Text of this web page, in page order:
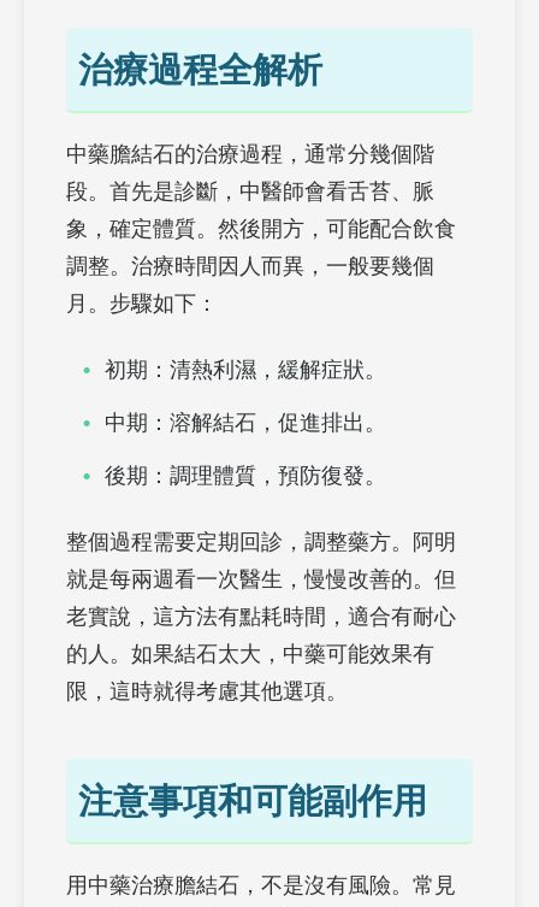
治療過程全解析
中藥膽結石的治療過程，通常分幾個階
段。首先是診斷，中醫師會看舌苔、脈
象，確定體質。然後開方，可能配合飲食
調整。治療時間因人而異，一般要幾個
月。步驟如下：
初期：清熱利濕，緩解症狀。
中期：溶解結石，促進排出。
後期：調理體質，預防復發。
整個過程需要定期回診，調整藥方。阿明
就是每兩週看一次醫生，慢慢改善的。但
老實說，這方法有點耗時間，適合有耐心
的人。如果結石太大，中藥可能效果有
限，這時就得考慮其他選項。
注意事項和可能副作用
用中藥治療膽結石，不是沒有風險。常見